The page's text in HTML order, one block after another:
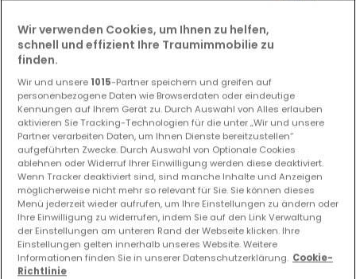
Renditeobjekt 3 Schlafzimmer zum Kauf inEsch-sur-
Alzette
EXKLUSIV AUF ATHOME
Wir verwenden Cookies, um Ihnen zu helfen,
schnell und effizient Ihre Traumimmobilie zu
finden.
Wir und unsere 1015-Partner speichern und greifen auf
personenbezogene Daten wie Browserdaten oder eindeutige
Kennungen auf Ihrem Gerät zu. Durch Auswahl von Alles erlauben
aktivieren Sie Tracking-Technologien für die unter „Wir und unsere
Partner verarbeiten Daten, um Ihnen Dienste bereitzustellen“
aufgeführten Zwecke. Durch Auswahl von Optionale Cookies
ablehnen oder Widerruf Ihrer Einwilligung werden diese deaktiviert.
Wenn Tracker deaktiviert sind, sind manche Inhalte und Anzeigen
möglicherweise nicht mehr so relevant für Sie. Sie können dieses
Menü jederzeit wieder aufrufen, um Ihre Einstellungen zu ändern oder
Ihre Einwilligung zu widerrufen, indem Sie auf den Link Verwaltung
der Einstellungen am unteren Rand der Webseite klicken. Ihre
Einstellungen gelten innerhalb unseres Website. Weitere
Informationen finden Sie in unserer Datenschutzerklärung. Cookie-
Richtlinie